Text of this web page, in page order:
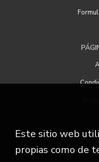
Este sitio web
propias como de